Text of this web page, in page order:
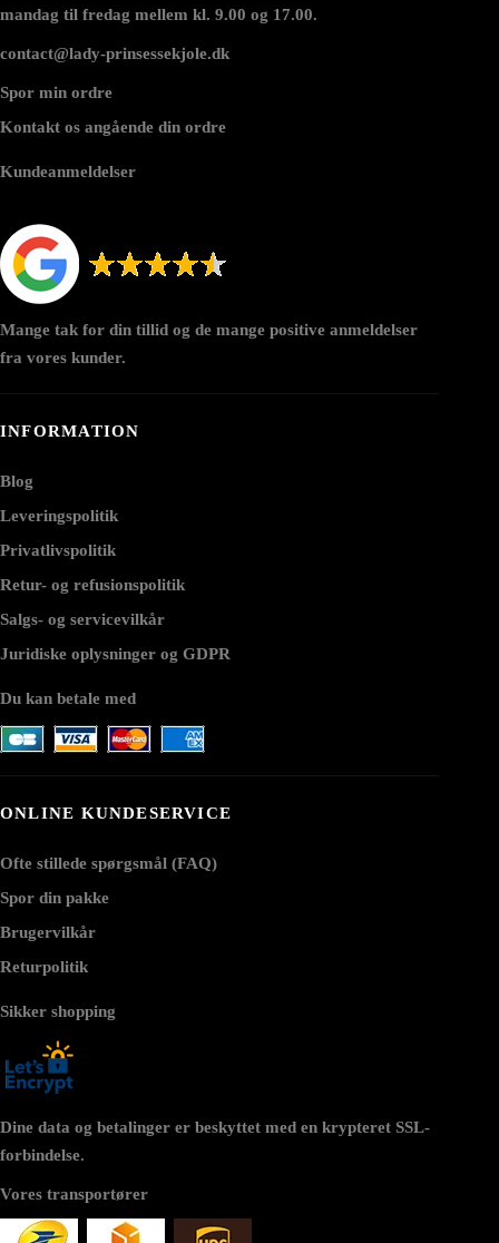
mandag til fredag mellem kl. 9.00 og 17.00.
contact@lady-prinsessekjole.dk
Spor min ordre
Kontakt os angående din ordre
Kundeanmeldelser
Mange tak for din tillid og de mange positive anmeldelser
fra vores kunder.
INFORMATION
Blog
Leveringspolitik
Privatlivspolitik
Retur- og refusionspolitik
Salgs- og servicevilkår
Juridiske oplysninger og GDPR
Du kan betale med
ONLINE KUNDESERVICE
Ofte stillede spørgsmål (FAQ)
Spor din pakke
Brugervilkår
Returpolitik
Sikker shopping
Dine data og betalinger er beskyttet med en krypteret SSL-
forbindelse.
Vores transportører